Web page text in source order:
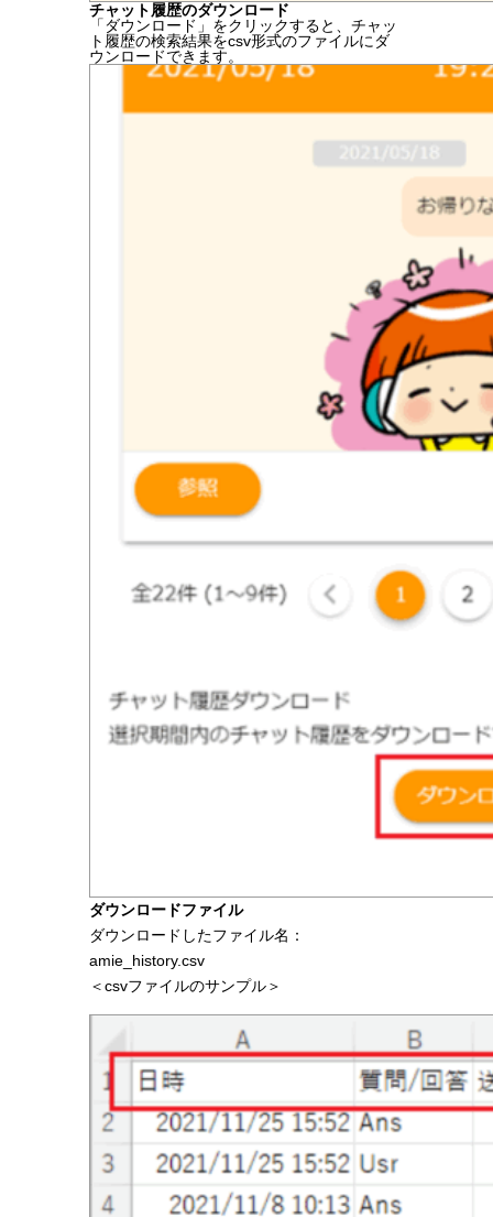
チャット履歴のダウンロード
「ダウンロード」をクリックすると、チャッ
ト履歴の検索結果をcsv形式のファイルにダ
ウンロードできます。
ダウンロードファイル
ダウンロードしたファイル名：
amie_history.csv
＜csvファイルのサンプル＞